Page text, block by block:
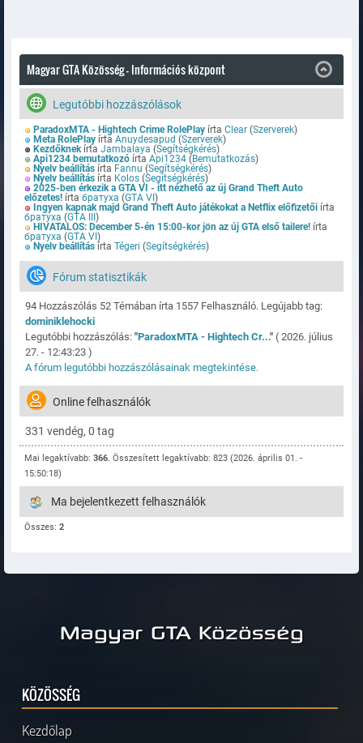
Magyar GTA Közösség - Információs központ
Legutóbbi hozzászólások
ParadoxMTA - Hightech Crime RolePlay írta Clear (Szerverek)
Meta RolePlay írta Anuydesapud (Szerverek)
Kezdőknek írta Jambalaya (Segítségkérés)
Api1234 bemutatkozó írta Api1234 (Bemutatkozás)
Nyelv beállítás írta Fannu (Segítségkérés)
Nyelv beállítás írta Kolos (Segítségkérés)
2025-ben érkezik a GTA VI - itt nézhető az új Grand Theft Auto
előzetes! írta братуха (GTA VI )
Ingyen kapnak majd Grand Theft Auto játékokat a Netflix előfizetői írta
братуха (GTA III )
HIVATALOS: December 5-én 15:00-kor jön az új GTA első tailere! írta
братуха (GTA VI )
Nyelv beállítás írta Tégeri (Segítségkérés)
Fórum statisztikák
94 Hozzászólás 52 Témában írta 1557 Felhasználó. Legújabb tag:
dominiklehocki
Legutóbbi hozzászólás: "ParadoxMTA - Hightech Cr..."( 2026. július
27. - 12:43:23 )
A fórum legutóbbi hozzászólásainak megtekintése.
Online felhasználók
331 vendég, 0 tag
Mai legaktívabb: 366. Összesített legaktívabb: 823 (2026. április 01. -
15:50:18)
Ma bejelentkezett felhasználók
Összes: 2
Magyar GTA Közösség
KÖZÖSSÉG
Kezdőlap